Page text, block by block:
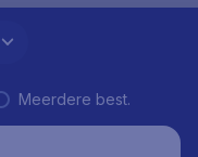
Meerdere best.